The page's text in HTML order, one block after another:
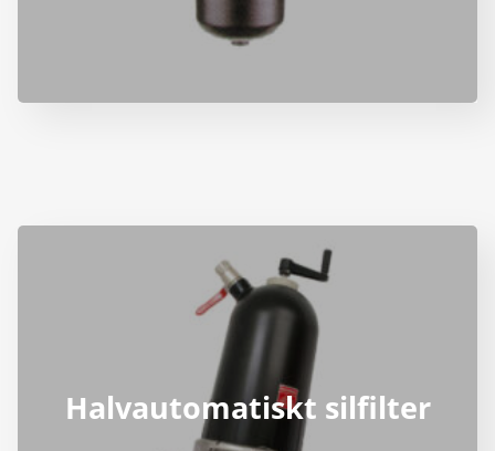
Halvautomatiskt silfilter